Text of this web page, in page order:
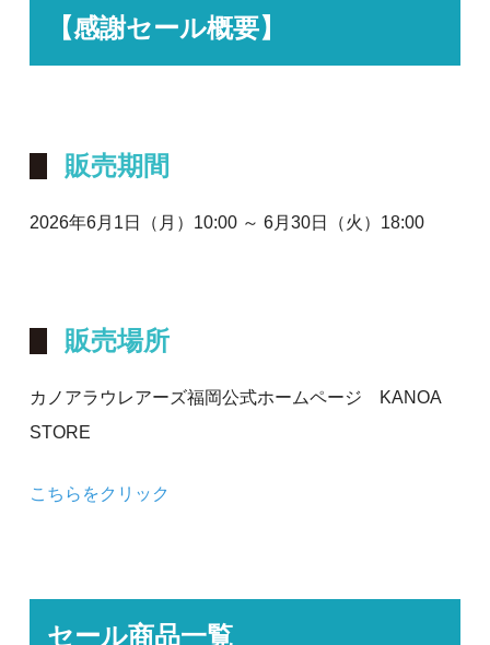
【感謝セール概要】
販売期間
2026年6月1日（月）10:00 ～ 6月30日（火）18:00
販売場所
カノアラウレアーズ福岡公式ホームページ KANOA
STORE
こちらをクリック
セール商品一覧